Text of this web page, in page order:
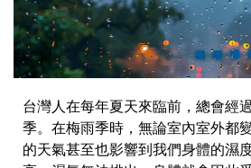
台灣人在每年夏天來臨前，總會經
季。在梅雨季時，無論室內室外都
的天氣甚至也影響到我們身體的濕